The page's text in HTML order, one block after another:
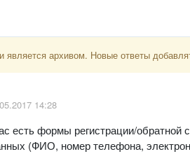
является архивом. Новые ответы
14:28
есть формы регистрации/обратной
(ФИО, номер телефона,